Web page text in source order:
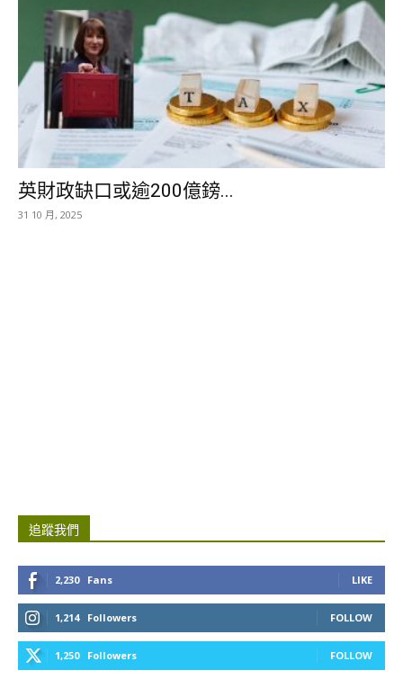
英財政缺口或逾200億鎊...
31 10 月, 2025
追蹤我們
2,230 Fans LIKE
1,214 Followers FOLLOW
1,250 Followers FOLLOW